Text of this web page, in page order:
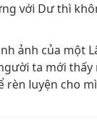
với Dư thì
ảnh của một
ta mới
rèn luyện cho